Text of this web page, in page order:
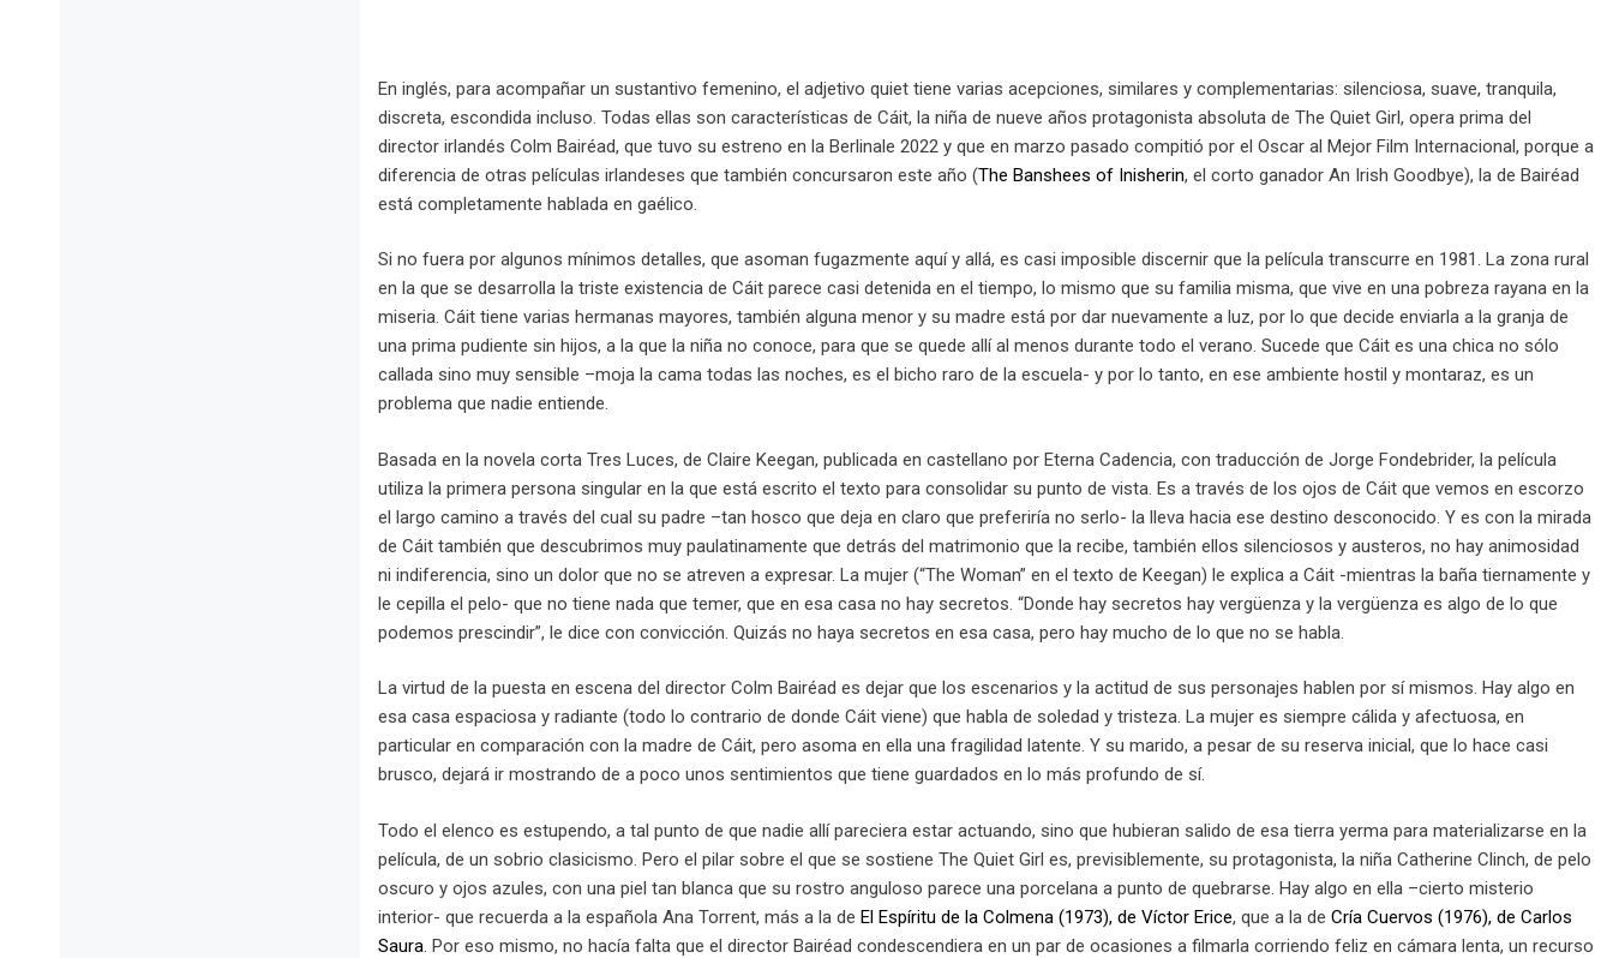
En inglés, para acompañar un sustantivo femenino, el adjetivo quiet tiene varias acepciones, similares y complementarias: silenciosa, suave, tranquila,
discreta, escondida incluso. Todas ellas son características de Cáit, la niña de nueve años protagonista absoluta de The Quiet Girl, opera prima del
director irlandés Colm Bairéad, que tuvo su estreno en la Berlinale 2022 y que en marzo pasado compitió por el Oscar al Mejor Film Internacional, porque a
diferencia de otras películas irlandeses que también concursaron este año (The Banshees of Inisherin, el corto ganador An Irish Goodbye), la de Bairéad
está completamente hablada en gaélico.
Si no fuera por algunos mínimos detalles, que asoman fugazmente aquí y allá, es casi imposible discernir que la película transcurre en 1981. La zona rural
en la que se desarrolla la triste existencia de Cáit parece casi detenida en el tiempo, lo mismo que su familia misma, que vive en una pobreza rayana en la
miseria. Cáit tiene varias hermanas mayores, también alguna menor y su madre está por dar nuevamente a luz, por lo que decide enviarla a la granja de
una prima pudiente sin hijos, a la que la niña no conoce, para que se quede allí al menos durante todo el verano. Sucede que Cáit es una chica no sólo
callada sino muy sensible –moja la cama todas las noches, es el bicho raro de la escuela- y por lo tanto, en ese ambiente hostil y montaraz, es un
problema que nadie entiende.
Basada en la novela corta Tres Luces, de Claire Keegan, publicada en castellano por Eterna Cadencia, con traducción de Jorge Fondebrider, la película
utiliza la primera persona singular en la que está escrito el texto para consolidar su punto de vista. Es a través de los ojos de Cáit que vemos en escorzo
el largo camino a través del cual su padre –tan hosco que deja en claro que preferiría no serlo- la lleva hacia ese destino desconocido. Y es con la mirada
de Cáit también que descubrimos muy paulatinamente que detrás del matrimonio que la recibe, también ellos silenciosos y austeros, no hay animosidad
ni indiferencia, sino un dolor que no se atreven a expresar. La mujer (“The Woman” en el texto de Keegan) le explica a Cáit -mientras la baña tiernamente y
le cepilla el pelo- que no tiene nada que temer, que en esa casa no hay secretos. “Donde hay secretos hay vergüenza y la vergüenza es algo de lo que
podemos prescindir”, le dice con convicción. Quizás no haya secretos en esa casa, pero hay mucho de lo que no se habla.
La virtud de la puesta en escena del director Colm Bairéad es dejar que los escenarios y la actitud de sus personajes hablen por sí mismos. Hay algo en
esa casa espaciosa y radiante (todo lo contrario de donde Cáit viene) que habla de soledad y tristeza. La mujer es siempre cálida y afectuosa, en
particular en comparación con la madre de Cáit, pero asoma en ella una fragilidad latente. Y su marido, a pesar de su reserva inicial, que lo hace casi
brusco, dejará ir mostrando de a poco unos sentimientos que tiene guardados en lo más profundo de sí.
Todo el elenco es estupendo, a tal punto de que nadie allí pareciera estar actuando, sino que hubieran salido de esa tierra yerma para materializarse en la
película, de un sobrio clasicismo. Pero el pilar sobre el que se sostiene The Quiet Girl es, previsiblemente, su protagonista, la niña Catherine Clinch, de pelo
oscuro y ojos azules, con una piel tan blanca que su rostro anguloso parece una porcelana a punto de quebrarse. Hay algo en ella –cierto misterio
interior- que recuerda a la española Ana Torrent, más a la de El Espíritu de la Colmena (1973), de Víctor Erice, que a la de Cría Cuervos (1976), de Carlos
Saura. Por eso mismo, no hacía falta que el director Bairéad condescendiera en un par de ocasiones a filmarla corriendo feliz en cámara lenta, un recurso